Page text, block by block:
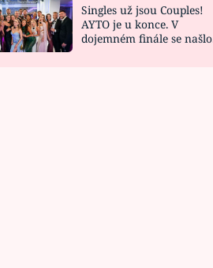
Singles už jsou Couples!
AYTO je u konce. V
dojemném finále se našlo